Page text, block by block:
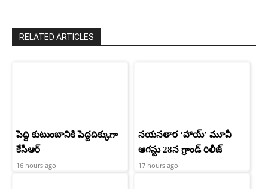
RELATED ARTICLES
పెద్ది కుటుంబానికి పెద్దదిక్కుగా
కేసీఆర్
16 hours ago
నయనతార ‘హాయ్’ మూవీ
ఆగస్టు 28న గ్రాండ్ రిలీజ్
17 hours ago